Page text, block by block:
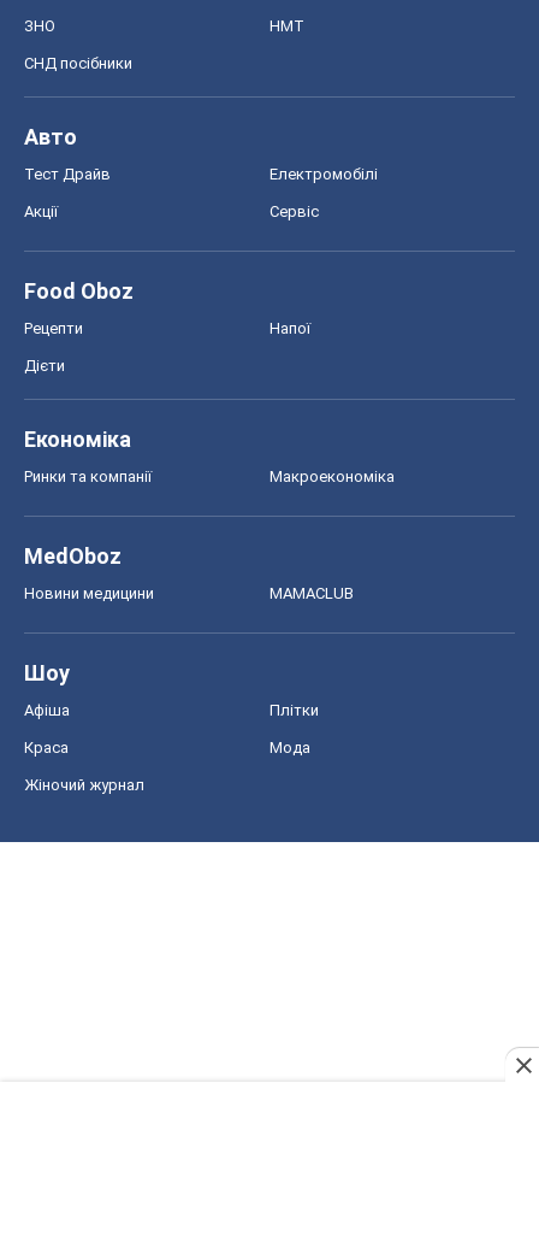
ЗНО НМТ
СНД посібники
Авто
Тест Драйв Електромобілі
Акції Сервіс
Food Oboz
Рецепти Напої
Дієти
Економіка
Ринки та компанії Макроекономіка
MedOboz
Новини медицини MAMACLUB
Шоу
Афіша Плітки
Краса Мода
Жіночий журнал